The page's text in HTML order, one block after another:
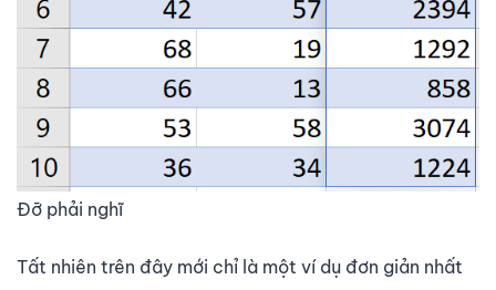
Đỡ phải nghĩ
Tất nhiên trên đây mới chỉ là một ví dụ đơn giản nhất